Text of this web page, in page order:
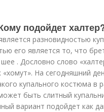
подойдет
разновидностью
его является то, что
. Дословно слово
«хомут». На сегодняшний
купального костюма в
быть слитный
вариант подойдет как